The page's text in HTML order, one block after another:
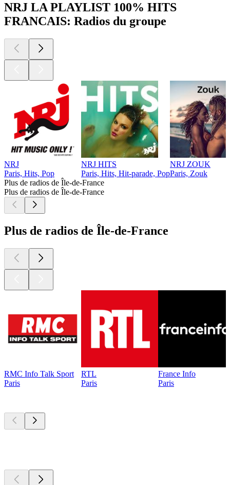
NRJ LA PLAYLIST 100% HITS
FRANCAIS: Radios du groupe
NRJ
Paris, Hits, Pop
NRJ HITS
Paris, Hits, Hit-parade, Pop
NRJ ZOUK
Paris, Zouk
Plus de radios de Île-de-France
Plus de radios de Île-de-France
Plus de radios de Île-de-France
RMC Info Talk Sport
Paris
RTL
Paris
France Info
Paris